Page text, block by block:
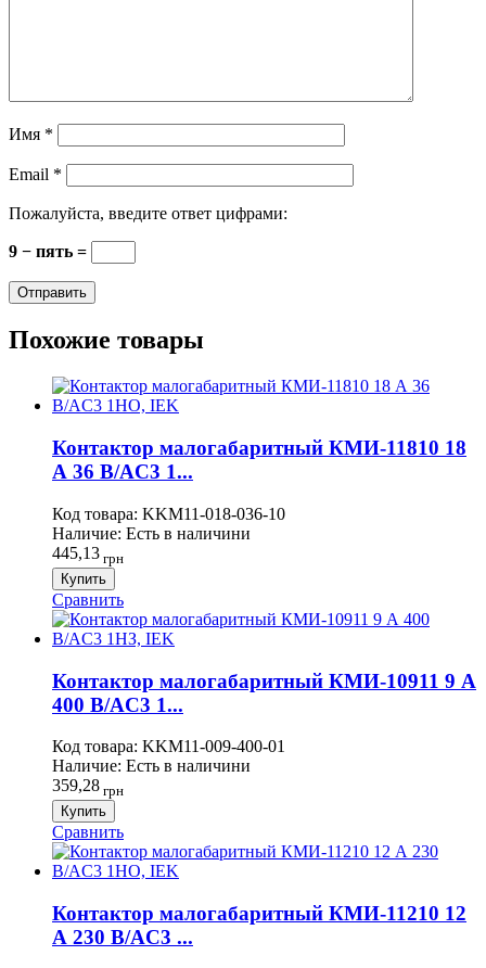
Имя *
Email *
Пожалуйста, введите ответ цифрами:
9 − пять =
Похожие товары
Контактор малогабаритный КМИ-11810 18
А 36 В/AC3 1...
Код товара: KKM11-018-036-10
Наличие: Есть в наличини
445,13 грн
Купить
Сравнить
Контактор малогабаритный КМИ-10911 9 А
400 В/AC3 1...
Код товара: KKM11-009-400-01
Наличие: Есть в наличини
359,28 грн
Купить
Сравнить
Контактор малогабаритный КМИ-11210 12
А 230 В/AC3 ...